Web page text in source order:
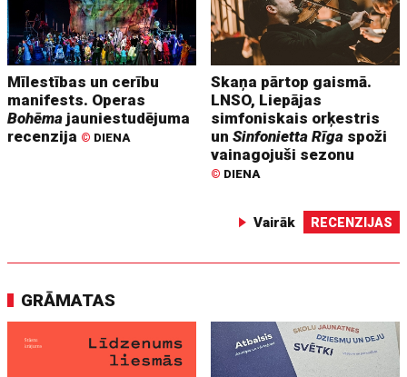
Mīlestības un cerību
manifests. Operas
Bohēma jauniestudējuma
recenzija © DIENA
Skaņa pārtop gaismā.
LNSO, Liepājas
simfoniskais orķestris
unSinfonietta Rīga spoži
vainagojuši sezonu
© DIENA
Vairāk RECENZIJAS
GRĀMATAS